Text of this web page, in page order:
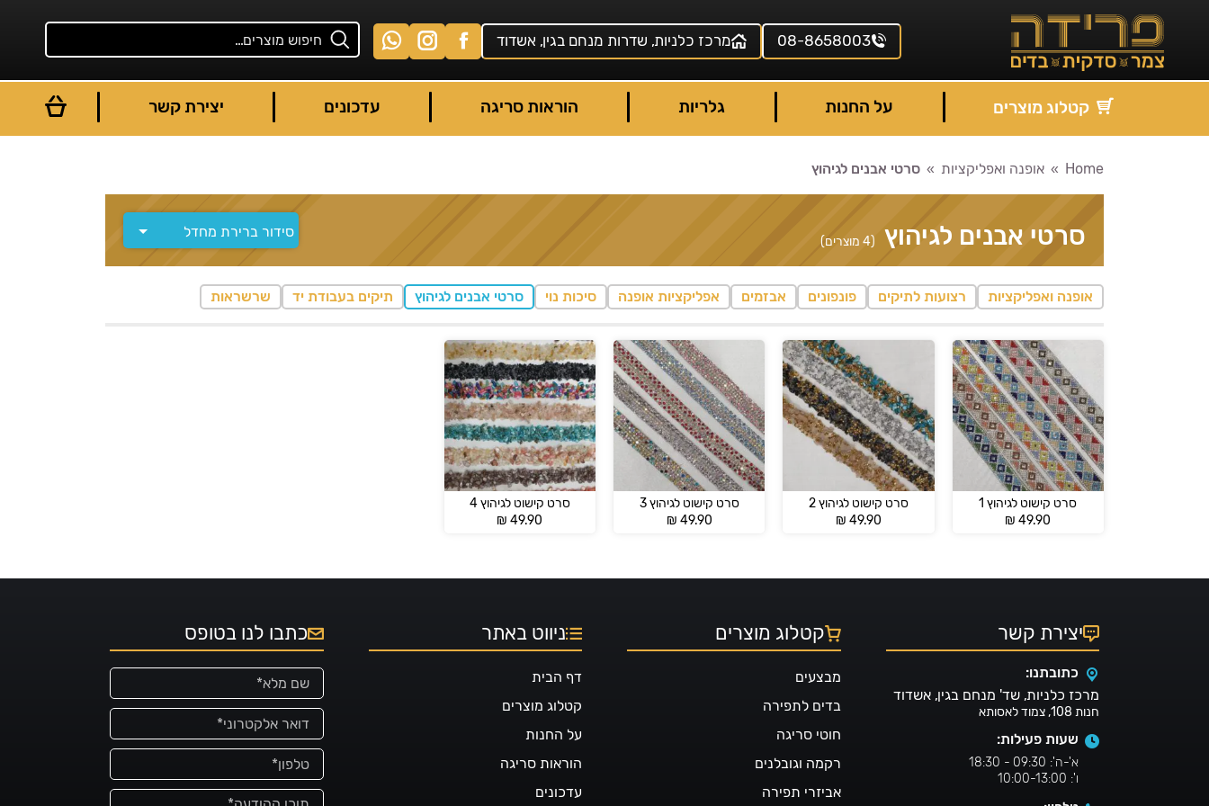
08-8658003 מרכז כלניות, שדרות מנחם בגין, אשדוד
קטלוג מוצרים על החנות גלריות הוראות סריגה עדכונים יצירת קשר
You are here:
Home אופנה ואפליקציות סרטי אבנים לגיהוץ
סרטי אבנים לגיהוץ (4 מוצרים)
אופנה ואפליקציות רצועות לתיקים פונפונים אבזמים אפליקציות אופנה סיכות נוי סרטי אבנים לגיהוץ תיקים בעבודת יד שרשראות
סרט קישוט לגיהוץ 1
₪ 49.90
סרט קישוט לגיהוץ 2
₪ 49.90
סרט קישוט לגיהוץ 3
₪ 49.90
סרט קישוט לגיהוץ 4
₪ 49.90
יצירת קשר
כתובתנו:
מרכז כלניות, שד' מנחם בגין, אשדוד
חנות 108, צמוד לאסותא
שעות פעילות:
א'-ה': 09:30 - 18:30
ו': 10:00-13:00
קטלוג מוצרים
מבצעים
בדים לתפירה
חוטי סריגה
רקמה וגובלנים
אביזרי תפירה
ניווט באתר
דף הבית
קטלוג מוצרים
על החנות
הוראות סריגה
עדכונים
כתבו לנו בטופס